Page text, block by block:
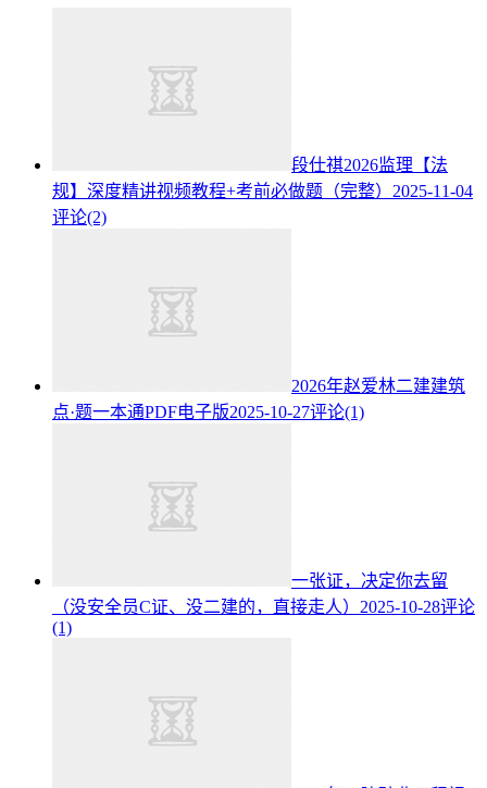
段仕祺2026监理【法
规】深度精讲视频教程+考前必做题（完整） 2025-11-04
评论(2)
2026年赵爱林二建建筑
点·题一本通PDF电子版2025-10-27评论(1)
一张证，决定你去留
（没安全员C证、没二建的，直接走人） 2025-10-28评论
(1)